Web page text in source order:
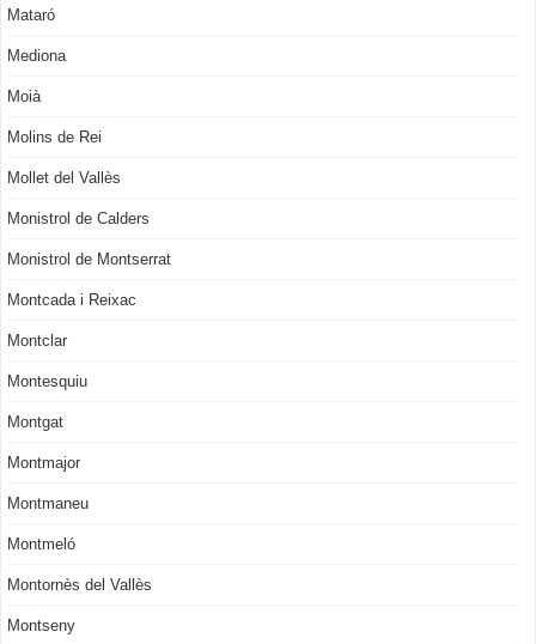
Mataró
Mediona
Moià
Molins de Rei
Mollet del Vallès
Monistrol de Calders
Monistrol de Montserrat
Montcada i Reixac
Montclar
Montesquiu
Montgat
Montmajor
Montmaneu
Montmeló
Montornès del Vallès
Montseny